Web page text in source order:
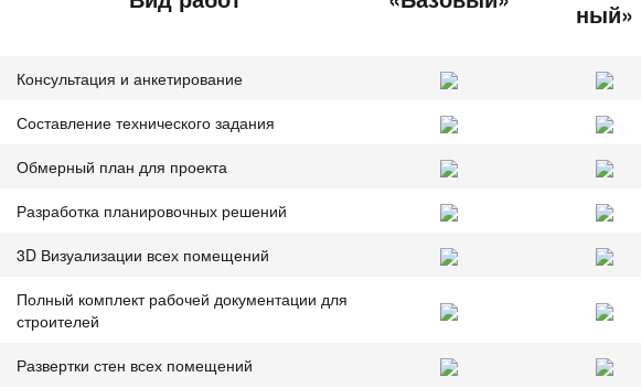
ный»
Консультация и анкетирование
Составление технического задания
Обмерный план для проекта
Разработка планировочных решений
3D Визуализации всех помещений
Полный комплект рабочей документации для
строителей
Развертки стен всех помещений